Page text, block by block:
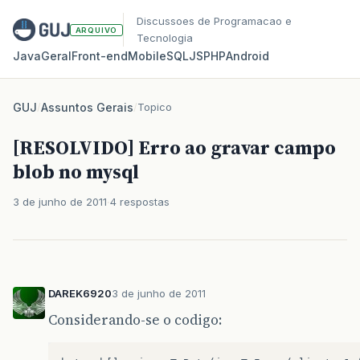
ARQUIVO
Discussoes de Programacao e
Tecnologia
JavaGeralFront‑endMobileSQLJSPHPAndroid
GUJ/Assuntos Gerais/Topico
[RESOLVIDO] Erro ao gravar campo
blob no mysql
3 de junho de 2011 4 respostas
DAREK69203 de junho de 2011
Considerando-se o codigo: